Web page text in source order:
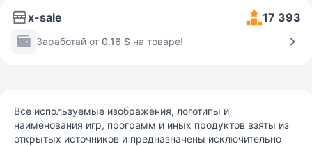
x-sale 17 393
Заработай от 0.16 $ на товаре!
Все используемые изображения, логотипы и
наименования игр, программ и иных продуктов взяты из
открытых источников и предназначены исключительно